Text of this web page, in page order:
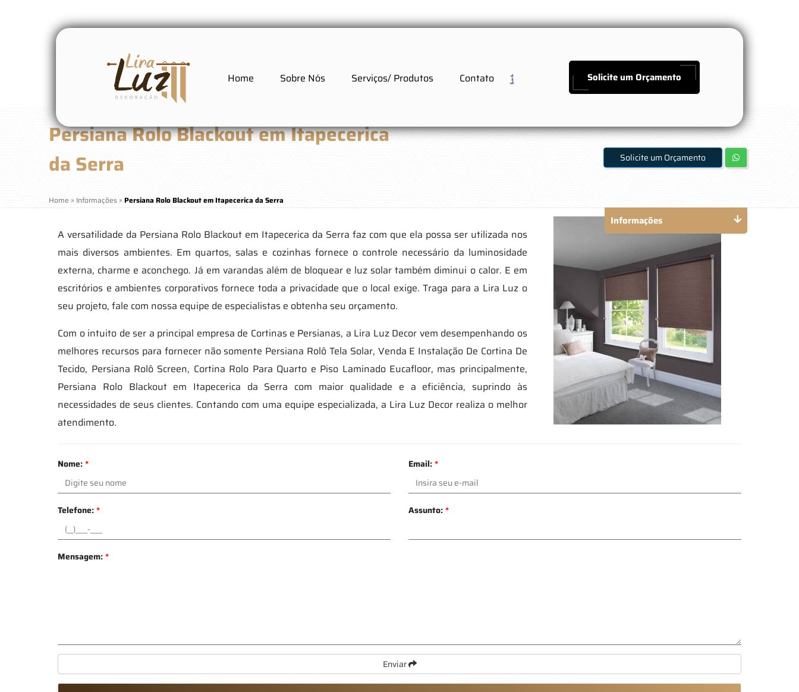
Home Sobre Nós Serviços/ Produtos Contato Solicite um Orçamento
Persiana Rolo Blackout em Itapecerica
da Serra
Home » Informações »Persiana Rolo Blackout em Itapecerica da Serra
Solicite um Orçamento
A versatilidade da Persiana Rolo Blackout em Itapecerica da Serra faz com que ela possa ser utilizada nos
mais diversos ambientes. Em quartos, salas e cozinhas fornece o controle necessário da luminosidade
externa, charme e aconchego. Já em varandas além de bloquear e luz solar também diminui o calor. E em
escritórios e ambientes corporativos fornece toda a privacidade que o local exige. Traga para a Lira Luz o
seu projeto, fale com nossa equipe de especialistas e obtenha seu orçamento.
Com o intuito de ser a principal empresa de Cortinas e Persianas, a Lira Luz Decor vem desempenhando os
melhores recursos para fornecer não somente Persiana Rolô Tela Solar, Venda E Instalação De Cortina De
Tecido, Persiana Rolô Screen, Cortina Rolo Para Quarto e Piso Laminado Eucafloor, mas principalmente,
Persiana Rolo Blackout em Itapecerica da Serra com maior qualidade e a eficiência, suprindo às
necessidades de seus clientes. Contando com uma equipe especializada, a Lira Luz Decor realiza o melhor
atendimento.
Nome:* Email:*
Telefone:* Assunto:*
Mensagem:*
Enviar
Informações